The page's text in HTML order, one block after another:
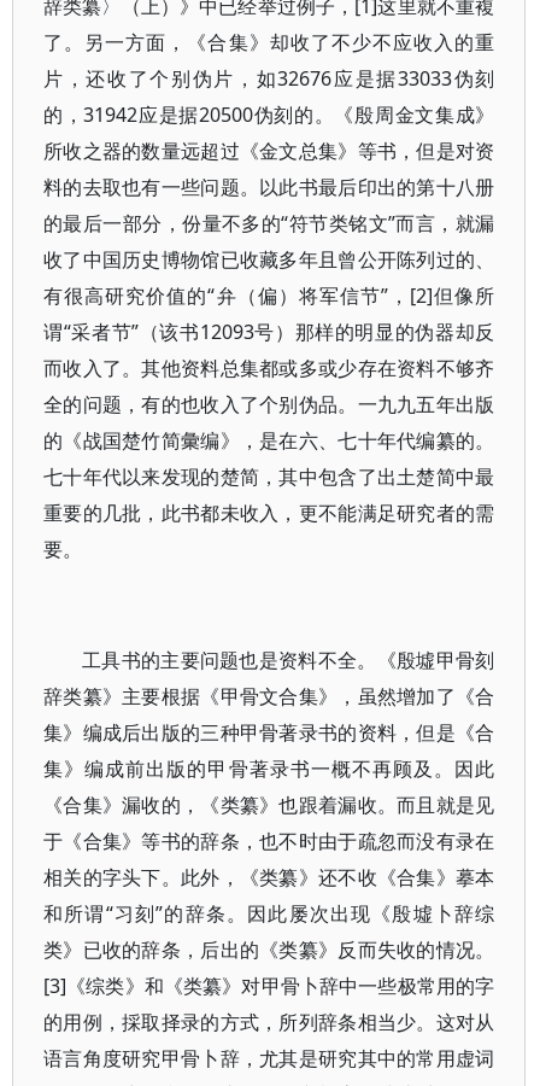
辞类纂〉（上）》中已经举过例子，[1]这里就不重複
了。另一方面，《合集》却收了不少不应收入的重
片，还收了个别伪片，如32676应是据33033伪刻
的，31942应是据20500伪刻的。《殷周金文集成》
所收之器的数量远超过《金文总集》等书，但是对资
料的去取也有一些问题。以此书最后印出的第十八册
的最后一部分，份量不多的“符节类铭文”而言，就漏
收了中国历史博物馆已收藏多年且曾公开陈列过的、
有很高研究价值的“弁（偏）将军信节”，[2]但像所
谓“采者节”（该书12093号）那样的明显的伪器却反
而收入了。其他资料总集都或多或少存在资料不够齐
全的问题，有的也收入了个别伪品。一九九五年出版
的《战国楚竹简彙编》，是在六、七十年代编纂的。
七十年代以来发现的楚简，其中包含了出土楚简中最
重要的几批，此书都未收入，更不能满足研究者的需
要。
工具书的主要问题也是资料不全。《殷墟甲骨刻
辞类纂》主要根据《甲骨文合集》，虽然增加了《合
集》编成后出版的三种甲骨著录书的资料，但是《合
集》编成前出版的甲骨著录书一概不再顾及。因此
《合集》漏收的，《类纂》也跟着漏收。而且就是见
于《合集》等书的辞条，也不时由于疏忽而没有录在
相关的字头下。此外，《类纂》还不收《合集》摹本
和所谓“习刻”的辞条。因此屡次出现《殷墟卜辞综
类》已收的辞条，后出的《类纂》反而失收的情况。
[3]《综类》和《类纂》对甲骨卜辞中一些极常用的字
的用例，採取择录的方式，所列辞条相当少。这对从
语言角度研究甲骨卜辞，尤其是研究其中的常用虚词